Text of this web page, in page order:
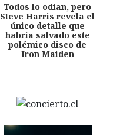
Todos lo odian, pero
Steve Harris revela el
único detalle que
habría salvado este
polémico disco de
Iron Maiden